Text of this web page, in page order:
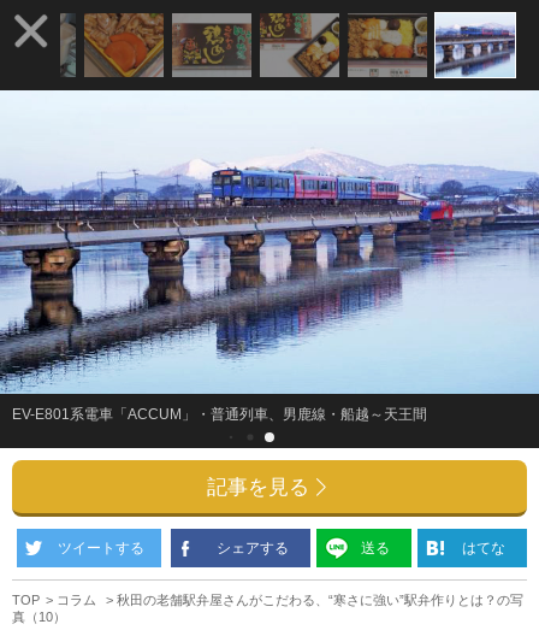
EV-E801系電車「ACCUM」・普通列車、男鹿線・船越～天王間
記事を見る
ツイートする シェアする 送る はてな
TOP コラム
秋田の老舗駅弁屋さんがこだわる、“寒さに強い”駅弁作りとは？の写
真（10）